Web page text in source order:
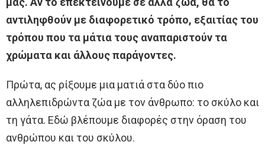
αντιληφθούν με διαφορετικό τρόπο, εξαιτίας του
τρόπου που τα μάτια τους αναπαριστούν τα
χρώματα και άλλους παράγοντες.
Πρώτα, ας ρίξουμε μια ματιά στα δύο πιο
αλληλεπιδρώντα ζώα με τον άνθρωπο: το σκύλο και
τη γάτα. Εδώ βλέπουμε διαφορές στην όραση του
ανθρώπου και του σκύλου.